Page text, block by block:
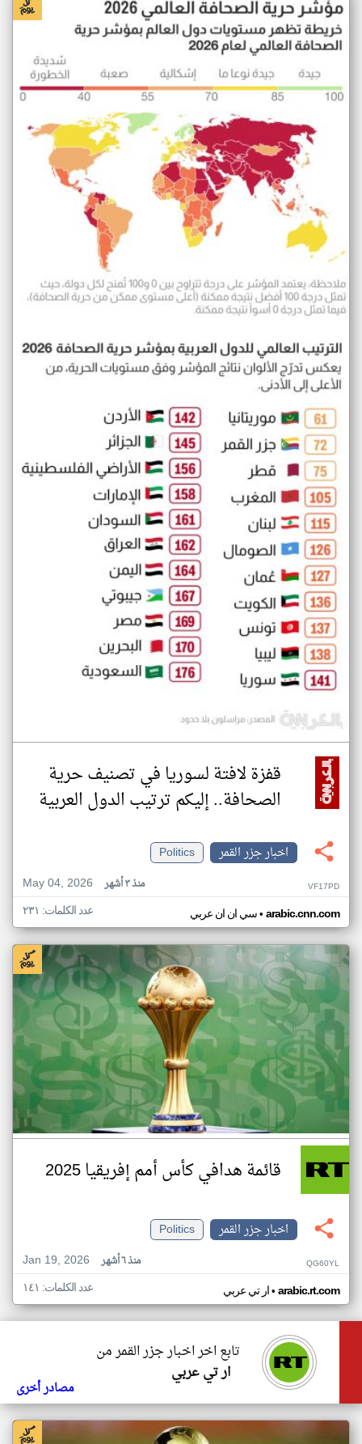
قفزة لافتة لسوريا في تصنيف حرية
الصحافة.. إليكم ترتيب الدول العربية
اخبار جزر القمر
Politics
May 04, 2026
منذ ٣ أشهر VF17PD
سي ان ان عربي• arabic.cnn.com عدد الكلمات: ٢٣١
قائمة هدافي كأس أمم إفريقيا 2025
اخبار جزر القمر
Politics
Jan 19, 2026
منذ ٦ أشهر QG60YL
ار تي عربي• arabic.rt.com عدد الكلمات: ١٤١
تابع اخر اخبار جزر القمر من
ار تي عربي
مصادر أخرى